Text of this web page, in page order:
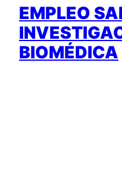
EMPLEO
BIOMÉDICA